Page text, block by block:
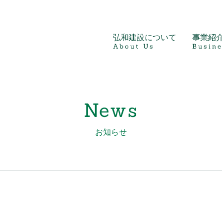
弘和建設について
About Us
事業紹
News
お知らせ